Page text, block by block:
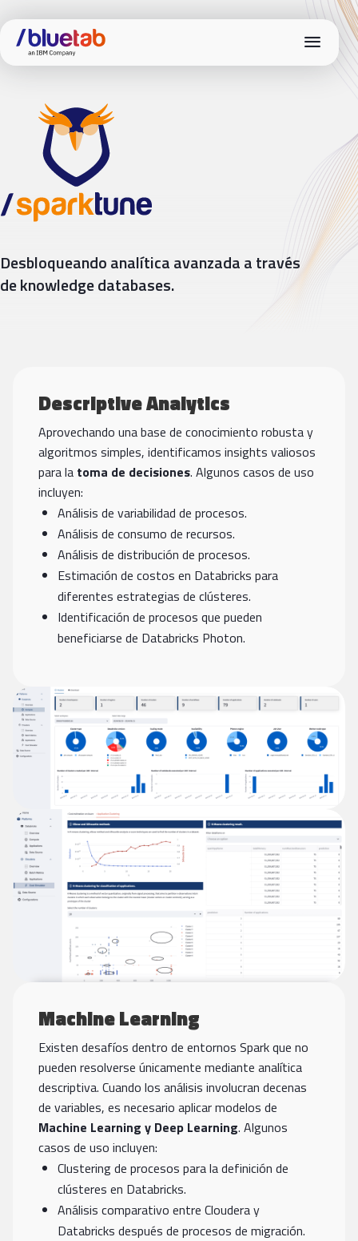
menu
Spark tune
Desbloqueando analítica avanzada a través
de knowledge databases.
Descriptive Analytics
Aprovechando una base de conocimiento robusta y
algoritmos simples, identificamos insights valiosos
para la toma de decisiones. Algunos casos de uso
incluyen:
Análisis de variabilidad de procesos.
Análisis de consumo de recursos.
Análisis de distribución de procesos.
Estimación de costos en Databricks para
diferentes estrategias de clústeres.
Identificación de procesos que pueden
beneficiarse de Databricks Photon.
Machine Learning
Existen desafíos dentro de entornos Spark que no
pueden resolverse únicamente mediante analítica
descriptiva. Cuando los análisis involucran decenas
de variables, es necesario aplicar modelos de
Machine Learning y Deep Learning. Algunos
casos de uso incluyen:
Clustering de procesos para la definición de
clústeres en Databricks.
Análisis comparativo entre Cloudera y
Databricks después de procesos de migración.